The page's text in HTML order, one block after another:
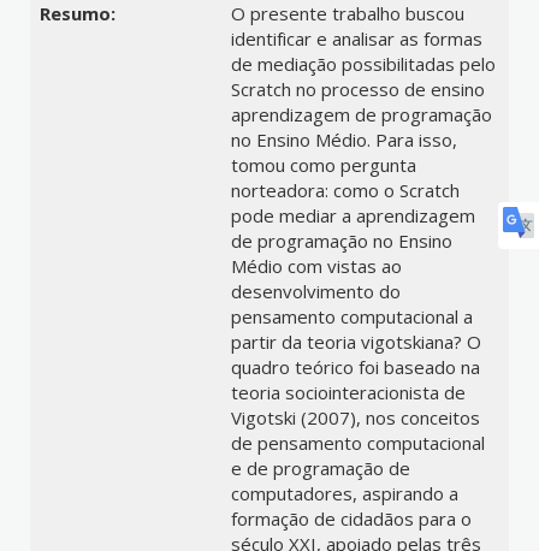
Resumo:
O presente trabalho buscou
identificar e analisar as formas
de mediação possibilitadas pelo
Scratch no processo de ensino
aprendizagem de programação
no Ensino Médio. Para isso,
tomou como pergunta
norteadora: como o Scratch
pode mediar a aprendizagem
de programação no Ensino
Médio com vistas ao
desenvolvimento do
pensamento computacional a
partir da teoria vigotskiana? O
quadro teórico foi baseado na
teoria sociointeracionista de
Vigotski (2007), nos conceitos
de pensamento computacional
e de programação de
computadores, aspirando a
formação de cidadãos para o
século XXI, apoiado pelas três